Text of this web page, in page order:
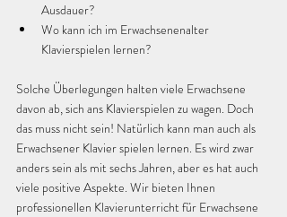
Ausdauer?
Wo kann ich im Erwachsenenalter
Klavierspielen lernen?
Solche Überlegungen halten viele Erwachsene
davon ab, sich ans Klavierspielen zu wagen. Doch
das muss nicht sein! Natürlich kann man auch als
Erwachsener Klavier spielen lernen. Es wird zwar
anders sein als mit sechs Jahren, aber es hat auch
viele positive Aspekte. Wir bieten Ihnen
professionellen Klavierunterricht für Erwachsene